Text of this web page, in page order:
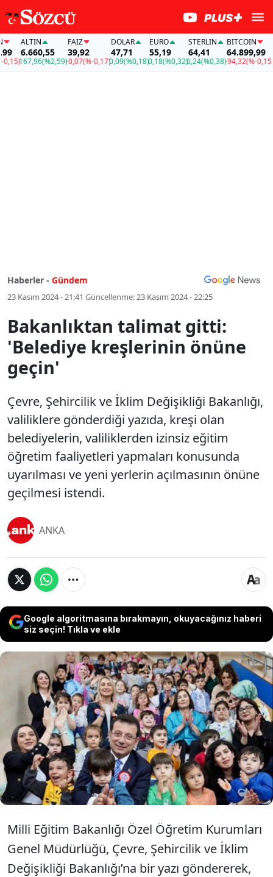
ALTIN
6.660,55
167,96(%2,59)
FAİZ
39,92
-0,07(%-0,17)
DOLAR
47,71
0,09(%0,18)
EURO
55,19
0,18(%0,32)
STERLIN
64,41
0,24(%0,38)
BITCOIN
64.899,99
-94,32(%-0,15)
Haberler - Gündem
23 Kasım 2024 - 21:41 Güncellenme:23 Kasım 2024 - 22:25
Bakanlıktan talimat gitti:
'Belediye kreşlerinin önüne
geçin'
Çevre, Şehircilik ve İklim Değişikliği Bakanlığı,
valiliklere gönderdiği yazıda, kreşi olan
belediyelerin, valiliklerden izinsiz eğitim
öğretim faaliyetleri yapmaları konusunda
uyarılması ve yeni yerlerin açılmasının önüne
geçilmesi istendi.
ANKA
Google algoritmasına bırakmayın, okuyacağınız haberi
siz seçin! Tıkla ve ekle
Çevre, Şehircilik ve İklim Değişikliği Bakanlığı,
valiliklere gönderdiği yazıda, kreşi olan
belediyelerin, valiliklerden izinsiz eğitim
öğretim faaliyetleri yapmaları konusunda
uyarılması ve yeni yerlerin açılmasının önüne
geçilmesi istendi.
Milli Eğitim Bakanlığı Özel Öğretim Kurumları
Genel Müdürlüğü, Çevre, Şehircilik ve İklim
Değişikliği Bakanlığı’na bir yazı göndererek,